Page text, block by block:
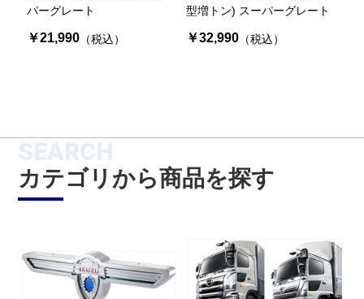
パーグレート
￥21,990（税込）
型増トン) スーパーグレート
￥32,990（税込）
SEARCH
カテゴリから商品を探す